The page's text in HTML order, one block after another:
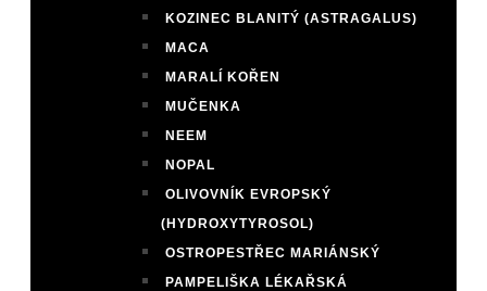
KOZINEC BLANITÝ (ASTRAGALUS)
MACA
MARALÍ KOŘEN
MUČENKA
NEEM
NOPAL
OLIVOVNÍK EVROPSKÝ
(HYDROXYTYROSOL)
OSTROPESTŘEC MARIÁNSKÝ
PAMPELIŠKA LÉKAŘSKÁ